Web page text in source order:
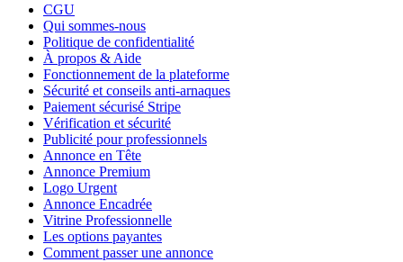
CGU
Qui sommes-nous
Politique de confidentialité
À propos & Aide
Fonctionnement de la plateforme
Sécurité et conseils anti-arnaques
Paiement sécurisé Stripe
Vérification et sécurité
Publicité pour professionnels
Annonce en Tête
Annonce Premium
Logo Urgent
Annonce Encadrée
Vitrine Professionnelle
Les options payantes
Comment passer une annonce